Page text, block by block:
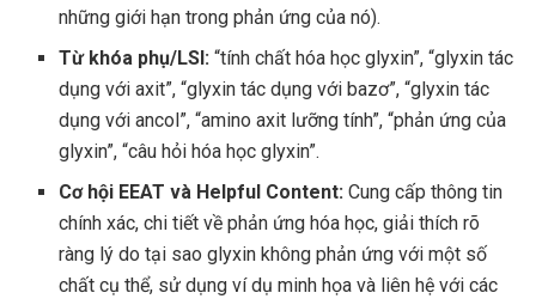
những giới hạn trong phản ứng của nó).
Từ khóa phụ/LSI: “tính chất hóa học glyxin”, “glyxin tác
dụng với axit”, “glyxin tác dụng với bazơ”, “glyxin tác
dụng với ancol”, “amino axit lưỡng tính”, “phản ứng của
glyxin”, “câu hỏi hóa học glyxin”.
Cơ hội EEAT và Helpful Content: Cung cấp thông tin
chính xác, chi tiết về phản ứng hóa học, giải thích rõ
ràng lý do tại sao glyxin không phản ứng với một số
chất cụ thể, sử dụng ví dụ minh họa và liên hệ với các